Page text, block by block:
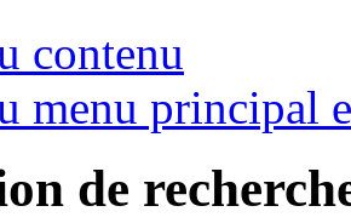
contenu
menu principal
de